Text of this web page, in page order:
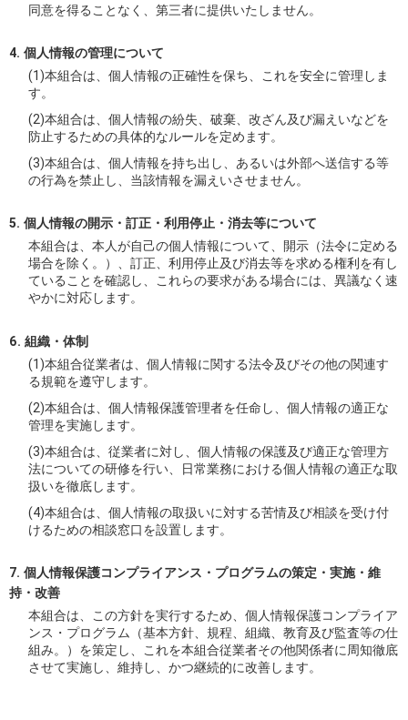
同意を得ることなく、第三者に提供いたしません。
個人情報の管理について
(1)本組合は、個人情報の正確性を保ち、これを安全に管理しま
す。
(2)本組合は、個人情報の紛失、破棄、改ざん及び漏えいなどを
防止するための具体的なルールを定めます。
(3)本組合は、個人情報を持ち出し、あるいは外部へ送信する等
の行為を禁止し、当該情報を漏えいさせません。
個人情報の開示・訂正・利用停止・消去等について
本組合は、本人が自己の個人情報について、開示（法令に定める
場合を除く。）、訂正、利用停止及び消去等を求める権利を有し
ていることを確認し、これらの要求がある場合には、異議なく速
やかに対応します。
組織・体制
(1)本組合従業者は、個人情報に関する法令及びその他の関連す
る規範を遵守します。
(2)本組合は、個人情報保護管理者を任命し、個人情報の適正な
管理を実施します。
(3)本組合は、従業者に対し、個人情報の保護及び適正な管理方
法についての研修を行い、日常業務における個人情報の適正な取
扱いを徹底します。
(4)本組合は、個人情報の取扱いに対する苦情及び相談を受け付
けるための相談窓口を設置します。
個人情報保護コンプライアンス・プログラムの策定・実施・維
持・改善
本組合は、この方針を実行するため、個人情報保護コンプライア
ンス・プログラム（基本方針、規程、組織、教育及び監査等の仕
組み。）を策定し、これを本組合従業者その他関係者に周知徹底
させて実施し、維持し、かつ継続的に改善します。